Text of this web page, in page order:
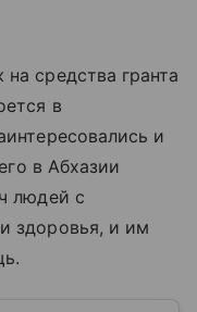
средства гранта
в
и
в Абхазии
людей с
здоровья, и им